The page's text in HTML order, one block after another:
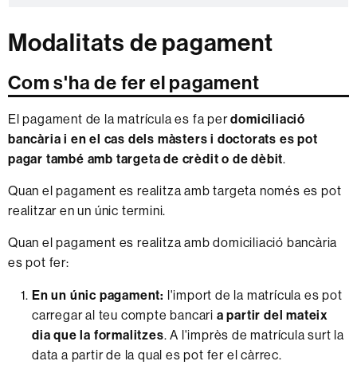
Modalitats de pagament
Com s'ha de fer el pagament
El pagament de la matrícula es fa perdomiciliació
bancària i en el cas dels màsters i doctorats es pot
pagar també amb targeta de crèdit o de dèbit.
Quan el pagament es realitza amb targeta només es pot
realitzar en un únic termini.
Quan el pagament es realitza amb domiciliació bancària
es pot fer:
En un únic pagament: l'import de la matrícula es pot
carregar al teu compte bancari a partir del mateix
dia que la formalitzes. A l'imprès de matrícula surt la
data a partir de la qual es pot fer el càrrec.